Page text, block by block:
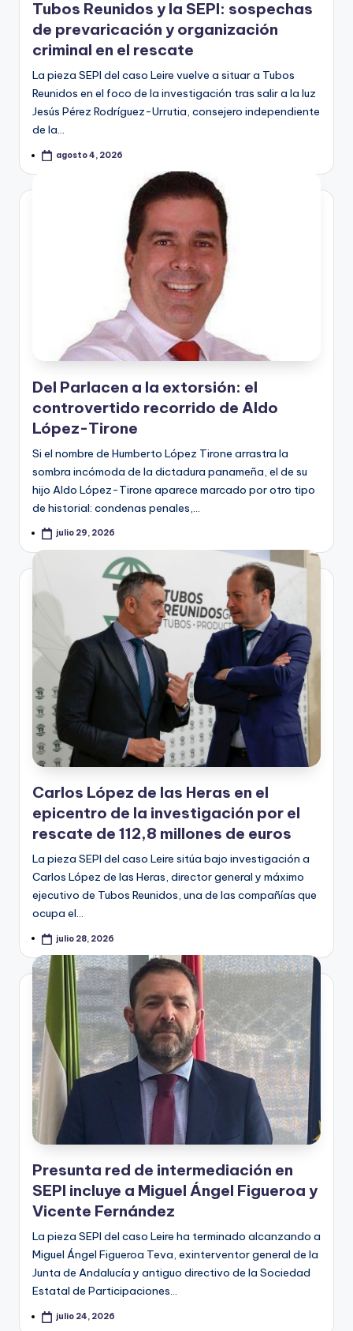
Tubos Reunidos y la SEPI: sospechas
de prevaricación y organización
criminal en el rescate
La pieza SEPI del caso Leire vuelve a situar a Tubos
Reunidos en el foco de la investigación tras salir a la luz
Jesús Pérez Rodríguez-Urrutia, consejero independiente
de la…
agosto 4, 2026
Del Parlacen a la extorsión: el
controvertido recorrido de Aldo
López-Tirone
Si el nombre de Humberto López Tirone arrastra la
sombra incómoda de la dictadura panameña, el de su
hijo Aldo López-Tirone aparece marcado por otro tipo
de historial: condenas penales,…
julio 29, 2026
Carlos López de las Heras en el
epicentro de la investigación por el
rescate de 112,8 millones de euros
La pieza SEPI del caso Leire sitúa bajo investigación a
Carlos López de las Heras, director general y máximo
ejecutivo de Tubos Reunidos, una de las compañías que
ocupa el…
julio 28, 2026
Presunta red de intermediación en
SEPI incluye a Miguel Ángel Figueroa y
Vicente Fernández
La pieza SEPI del caso Leire ha terminado alcanzando a
Miguel Ángel Figueroa Teva, exinterventor general de la
Junta de Andalucía y antiguo directivo de la Sociedad
Estatal de Participaciones…
julio 24, 2026